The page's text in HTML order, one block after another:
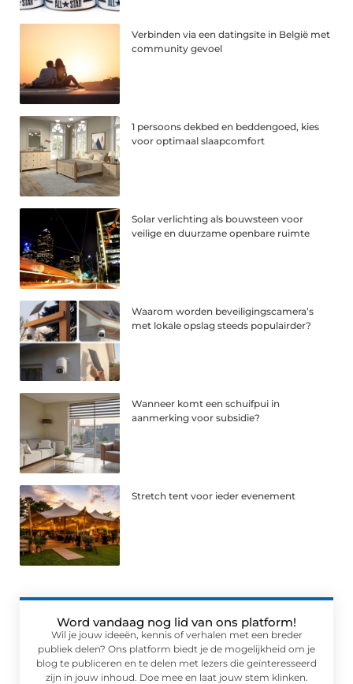
Verbinden via een datingsite in België met
community gevoel
1 persoons dekbed en beddengoed, kies
voor optimaal slaapcomfort
Solar verlichting als bouwsteen voor
veilige en duurzame openbare ruimte
Waarom worden beveiligingscamera’s
met lokale opslag steeds populairder?
Wanneer komt een schuifpui in
aanmerking voor subsidie?
Stretch tent voor ieder evenement
Word vandaag nog lid van ons platform!
Wil je jouw ideeën, kennis of verhalen met een breder
publiek delen? Ons platform biedt je de mogelijkheid om je
blog te publiceren en te delen met lezers die geïnteresseerd
zijn in jouw inhoud. Doe mee en laat jouw stem klinken.